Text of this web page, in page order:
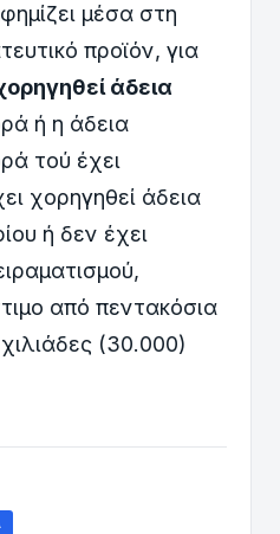
μέσα στη
προϊόν, για
άδεια
ή η άδεια
τού έχει
χορηγηθεί άδεια
ή δεν έχει
από πεντακόσια
(30.000)